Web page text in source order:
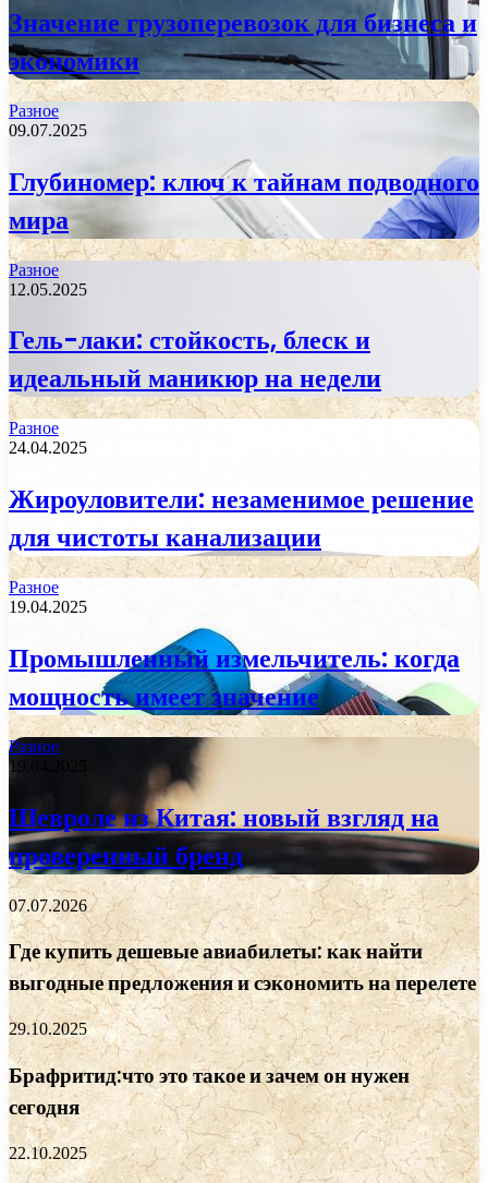
Значение грузоперевозок для бизнеса и
экономики
Разное
09.07.2025
Глубиномер: ключ к тайнам подводного
мира
Разное
12.05.2025
Гель-лаки: стойкость, блеск и
идеальный маникюр на недели
Разное
24.04.2025
Жироуловители: незаменимое решение
для чистоты канализации
Разное
19.04.2025
Промышленный измельчитель: когда
мощность имеет значение
Разное
19.04.2025
Шевроле из Китая: новый взгляд на
проверенный бренд
07.07.2026
Где купить дешевые авиабилеты: как найти
выгодные предложения и сэкономить на перелете
29.10.2025
Брафритид:что это такое и зачем он нужен
сегодня
22.10.2025